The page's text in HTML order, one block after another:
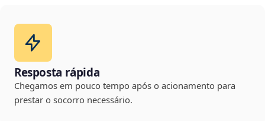
Resposta rápida
Chegamos em pouco tempo após o acionamento para
prestar o socorro necessário.